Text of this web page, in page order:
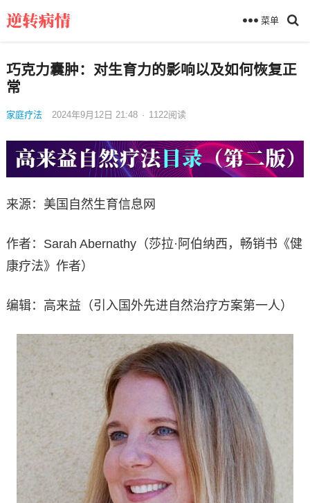
菜单
巧克力囊肿：对生育力的影响以及如何恢复正
常
家庭疗法 2024年9月12日 21:48 · 1122阅读
来源：美国自然生育信息网
作者：Sarah Abernathy（莎拉·阿伯纳西，畅销书《健
康疗法》作者）
编辑：高来益（引入国外先进自然治疗方案第一人）